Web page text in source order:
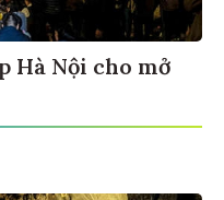
Hà Nội cho mở